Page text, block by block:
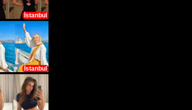
İstanbul
İstanbul